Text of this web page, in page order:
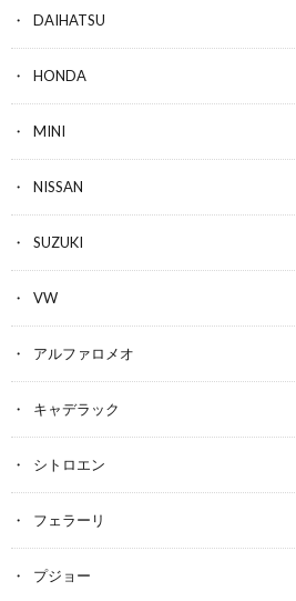
DAIHATSU
HONDA
MINI
NISSAN
SUZUKI
VW
アルファロメオ
キャデラック
シトロエン
フェラーリ
プジョー